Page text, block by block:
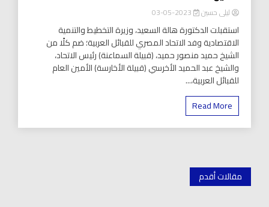
ليلى حسين
استقبلت الدكتورة هالة السعيد، وزيرة التخطيط والتنمية
الاقتصادية وفد الاتحاد المصري للقبائل العربية؛ ضم كلًا من
الشيخ حميد منصور حميد، (قبيلة السماعنة) رئيس الاتحاد،
والشيخ عبد الحميد الأخرسي (قبيلة الأخارسة) الأمين العام
للقبائل العربية،...
Read More
تصفّح
المقالات
مقالات أقدم